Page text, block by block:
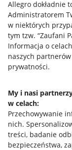
Allegro dokładnie
Administratorem
w niektórych
tym tzw. “Zaufani
Informacja o
naszych
prywatności.
My i nasi
w celach:
Przechowywanie
nich.
treści, badanie
bezpieczeństwa,
Przydatne
Jak to działa
Allegro Gadane dla
Allegro Gadane
Mapa